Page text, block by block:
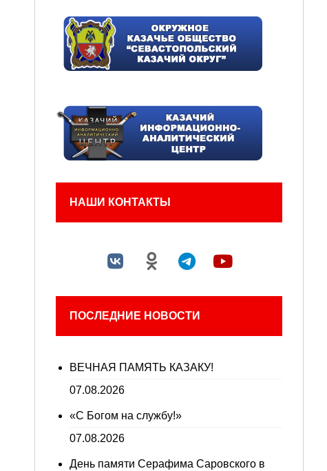
НАШИ КОНТАКТЫ
ПОСЛЕДНИЕ НОВОСТИ
ВЕЧНАЯ ПАМЯТЬ КАЗАКУ!
07.08.2026
«С Богом на службу!»
07.08.2026
День памяти Серафима Саровского в